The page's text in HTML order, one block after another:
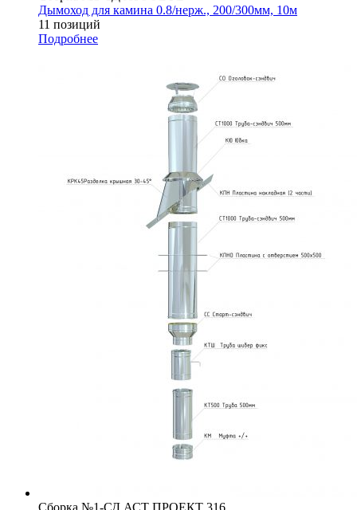
Дымоход для камина 0.8/нерж., 200/300мм, 10м
11 позиций
Подробнее
Сборка №1-СД АСТ ПРОЕКТ 316